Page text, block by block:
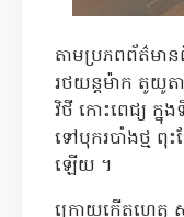
តាមប្រភពព័ត៌មា
រថយន្តម៉ាក តូយូ
វិថី កោះពេជ្យ ក្
ទៅបុករបាំងថ្ម ពុ
ឡើយ ។
ក្រោយកើតហេតុ សម